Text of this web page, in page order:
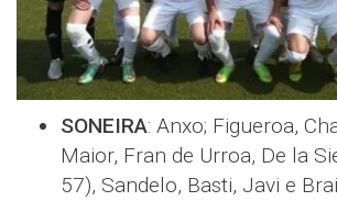
SONEIRA: Anxo; Figueroa,
Maior, Fran de Urroa, De la
57), Sandelo, Basti, Javi e